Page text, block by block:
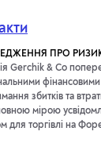
ПРО
Gerchik & Co
фінансовими
збитків та
мірою
для торгівлі на